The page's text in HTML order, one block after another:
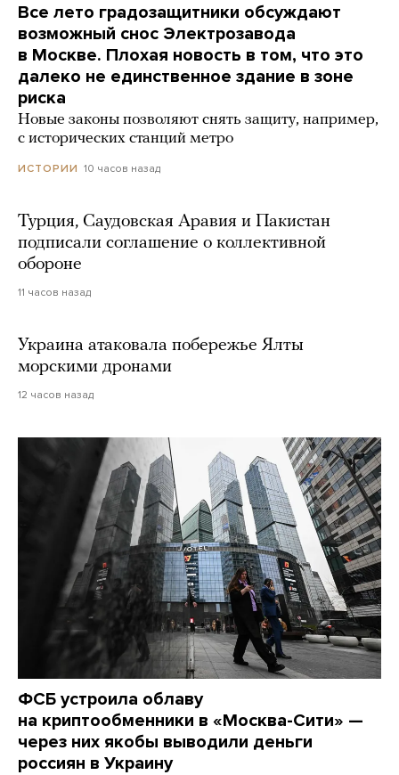
Все лето градозащитники обсуждают
возможный снос Электрозавода
в Москве. Плохая новость в том, что это
далеко не единственное здание в зоне
риска
Новые законы позволяют снять защиту, например,
с исторических станций метро
ИСТОРИИ 10 часов назад
Турция, Саудовская Аравия и Пакистан
подписали соглашение о коллективной
обороне
11 часов назад
Украина атаковала побережье Ялты
морскими дронами
12 часов назад
ФСБ устроила облаву
на криптообменники в «Москва-Сити» —
через них якобы выводили деньги
россиян в Украину